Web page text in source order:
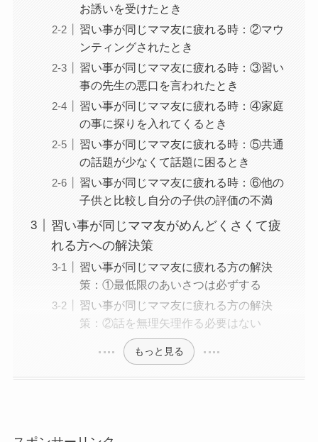
お誘いを受けたとき
習い事が同じママ友に疲れる時：②マウ
ンティングされたとき
習い事が同じママ友に疲れる時：③習い
事の先生の悪口を言われたとき
習い事が同じママ友に疲れる時：④家庭
の事に探りを入れてくるとき
習い事が同じママ友に疲れる時：⑤共通
の話題が少なくて話題に困るとき
習い事が同じママ友に疲れる時：⑥他の
子供と比較し自分の子供の評価の不満
習い事が同じママ友がめんどくさくて疲
れる方への解決策
習い事が同じママ友に疲れる方の解決
策：①最低限のあいさつは必ずする
習い事が同じママ友に疲れる方の解決
策：②話を無理矢理作る必要はない
もっと見る